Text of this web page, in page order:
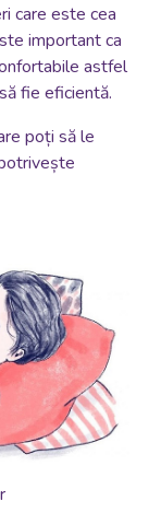
care este cea
important ca
astfel
fie eficientă.
poți să le